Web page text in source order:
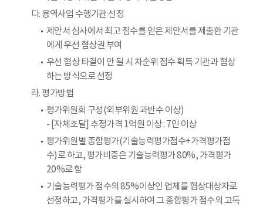
다. 용역사업 수행기관 선정
제안서 심사에서 최고 점수를 얻은 제안서를 제출한 기관
에게 우선 협상권 부여
우선 협상 타결이 안 될 시 차순위 점수 획득 기관과 협상
하는 방식으로 선정
라. 평가방법
평가위원회 구성(외부위원 과반수 이상)
- [자체조달] 추정가격 1억원 이상 : 7인 이상
평가위원별 종합평가(기술능력평가점수+가격평가점
수)로 하고, 평가비중은 기술능력평가 80%, 가격평가
20%로 함
기술능력평가 점수의 85%이상인 업체를 협상대상자로
선정하고, 가격평가를 실시하여 그 종합평가 점수의 고득